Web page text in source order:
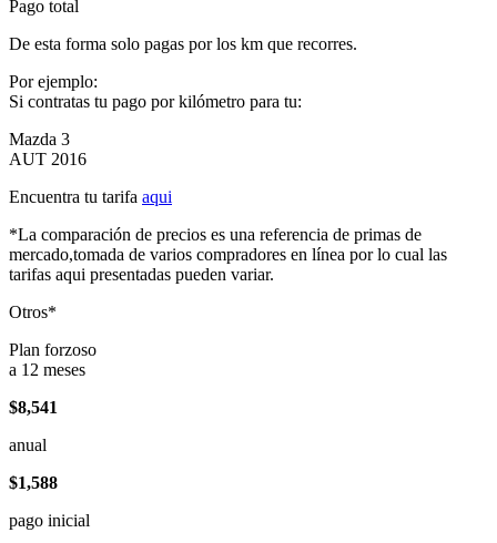
Pago total
De esta forma solo pagas por los km que recorres.
Por ejemplo:
Si contratas tu pago por kilómetro para tu:
Mazda 3
AUT 2016
Encuentra tu tarifa aqui
*La comparación de precios es una referencia de primas de
mercado,tomada de varios compradores en línea por lo cual las
tarifas aqui presentadas pueden variar.
Otros*
Plan forzoso
a 12 meses
$8,541
anual
$1,588
pago inicial